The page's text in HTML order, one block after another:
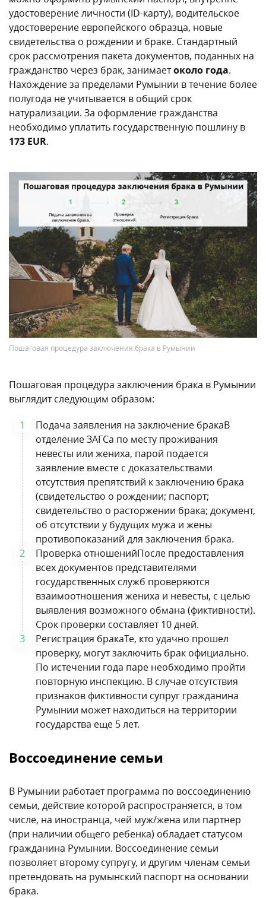
удостоверение личности (ID-карту), водительское
удостоверение европейского образца, новые
свидетельства о рождении и браке. Стандартный
срок рассмотрения пакета документов, поданных на
гражданство через брак, занимаетоколо года.
Нахождение за пределами Румынии в течение более
полугода не учитывается в общий срок
натурализации. За оформление гражданства
необходимо уплатить государственную пошлину в
173 EUR.
Пошаговая процедура заключения брака в Румынии
Пошаговая процедура заключения брака в Румынии
выглядит следующим образом:
Подача заявления на заключение бракаВ
отделение ЗАГСа по месту проживания
невесты или жениха, парой подается
заявление вместе с доказательствами
отсутствия препятствий к заключению брака
(свидетельство о рождении; паспорт;
свидетельство о расторжении брака; документ,
об отсутствии у будущих мужа и жены
противопоказаний для заключения брака.
Проверка отношенийПосле предоставления
всех документов представителями
государственных служб проверяются
взаимоотношения жениха и невесты, с целью
выявления возможного обмана (фиктивности).
Срок проверки составляет 10 дней.
Регистрация бракаТе, кто удачно прошел
проверку, могут заключить брак официально.
По истечении года паре необходимо пройти
повторную инспекцию. В случае отсутствия
признаков фиктивности супруг гражданина
Румынии может находиться на территории
государства еще 5 лет.
Воссоединение семьи
В Румынии работает программа по воссоединению
семьи, действие которой распространяется, в том
числе, на иностранца, чей муж/жена или партнер
(при наличии общего ребенка) обладает статусом
гражданина Румынии. Воссоединение семьи
позволяет второму супругу, и другим членам семьи
претендовать на румынский паспорт на основании
брака.